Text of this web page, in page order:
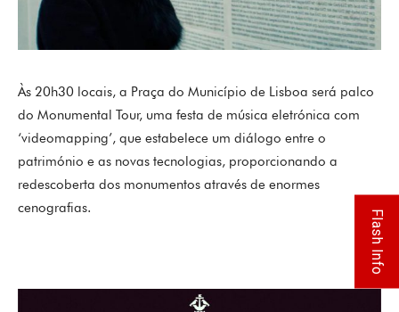
Às 20h30 locais, a Praça do Município de Lisboa será palco
do Monumental Tour, uma festa de música eletrónica com
‘videomapping’, que estabelece um diálogo entre o
património e as novas tecnologias, proporcionando a
redescoberta dos monumentos através de enormes
cenografias.
Flash Info